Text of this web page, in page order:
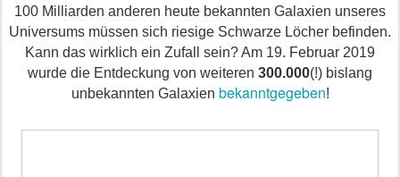
100 Milliarden anderen heute bekannten Galaxien unseres
Universums müssen sich riesige Schwarze Löcher befinden.
Kann das wirklich ein Zufall sein?Am 19. Februar 2019
wurde die Entdeckung von weiteren 300.000(!) bislang
unbekannten Galaxien bekanntgegeben!